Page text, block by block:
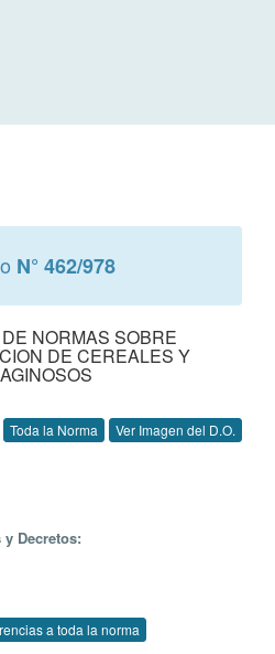
N° 462/978
NORMAS SOBRE
DE CEREALES Y
Toda la Norma Ver Imagen del D.O.
Decretos:
a toda la norma